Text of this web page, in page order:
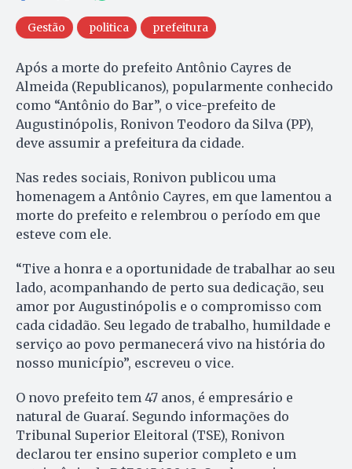
Gestão politica prefeitura
Após a morte do prefeito Antônio Cayres de
Almeida (Republicanos), popularmente conhecido
como “Antônio do Bar”, o vice-prefeito de
Augustinópolis, Ronivon Teodoro da Silva (PP),
deve assumir a prefeitura da cidade.
Nas redes sociais, Ronivon publicou uma
homenagem a Antônio Cayres, em que lamentou a
morte do prefeito e relembrou o período em que
esteve com ele.
“Tive a honra e a oportunidade de trabalhar ao seu
lado, acompanhando de perto sua dedicação, seu
amor por Augustinópolis e o compromisso com
cada cidadão. Seu legado de trabalho, humildade e
serviço ao povo permanecerá vivo na história do
nosso município”, escreveu o vice.
O novo prefeito tem 47 anos, é empresário e
natural de Guaraí. Segundo informações do
Tribunal Superior Eleitoral (TSE), Ronivon
declarou ter ensino superior completo e um